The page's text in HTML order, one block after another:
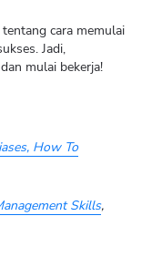
cara memulai
Jadi,
mulai bekerja!
How To
Skills,